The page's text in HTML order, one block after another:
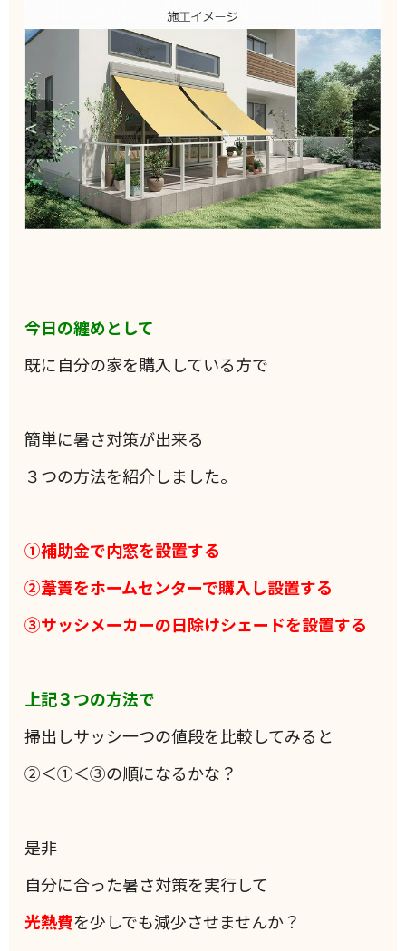
今日の纏めとして
既に自分の家を購入している方で
簡単に暑さ対策が出来る
３つの方法を紹介しました。
①補助金で内窓を設置する
②葦簀をホームセンターで購入し設置する
③サッシメーカーの日除けシェードを設置する
上記３つの方法で
掃出しサッシ一つの値段を比較してみると
②＜①＜③の順になるかな？
是非
自分に合った暑さ対策を実行して
光熱費を少しでも減少させませんか？